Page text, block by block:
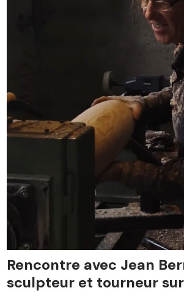
Rencontre avec Jean
sculpteur et tourneur